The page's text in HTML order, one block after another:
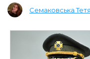
Семаковська